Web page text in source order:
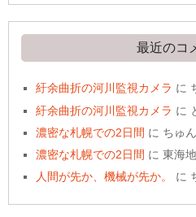
最近のコ
紆余曲折の河川監視カメラ に
紆余曲折の河川監視カメラ に
濃密な札幌での2日間 に ちゅん
濃密な札幌での2日間 に東海
人間が先か、機械が先か。
に